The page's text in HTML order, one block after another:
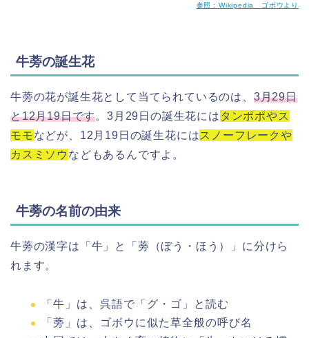
参照：Wikipedia ゴボウより
牛蒡の誕生花
牛蒡の花が誕生花として当てられているのは、 3月29日
と12月19日です。3月29日の誕生花には タンポポやス
モモなどが、12月19日の誕生花にはスノーフレークや
カスミソウ などもあるんですよ。
牛蒡の名前の由来
牛蒡の漢字は「牛」と「蒡（ぼう・ほう）」に分けら
れます。
「牛」は、呉語で「グ・ゴ」と読む
「蒡」は、ゴボウに似た草全般の呼び名